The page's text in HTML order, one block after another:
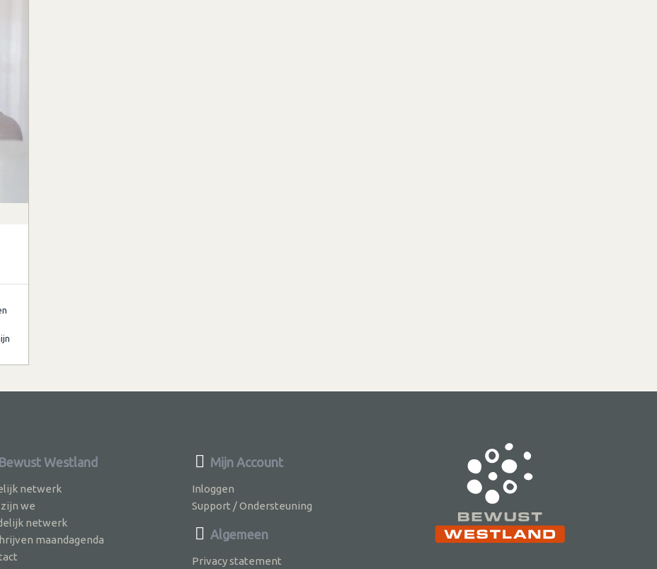
Bewust Westland
netwerk
we
netwerk
maandagenda
Mijn Account
Inloggen
Support / Ondersteuning
Algemeen
Privacy statement